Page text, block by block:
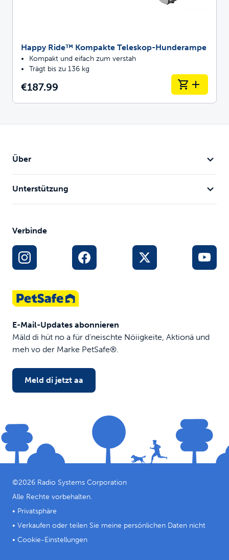
Happy Ride™ Kompakte Teleskop-Hunderampe
Kompakt und eifach zum verstah
Trägt bis zu 136 kg
€187.99
Über
Unterstützung
Verbinde
E-Mail-Updates abonnieren
Mäld di hüt no a für d'neischte Nöiigkeite, Aktionä und
meh vo der Marke PetSafe®.
Meld di jetzt aa
©2026 Radio Systems Corporation
Alle Rechte vorbehalten.
• Privatsphäre
• Verkaufen oder teilen Sie meine persönlichen Daten nicht
• Cookie-Einstellungen